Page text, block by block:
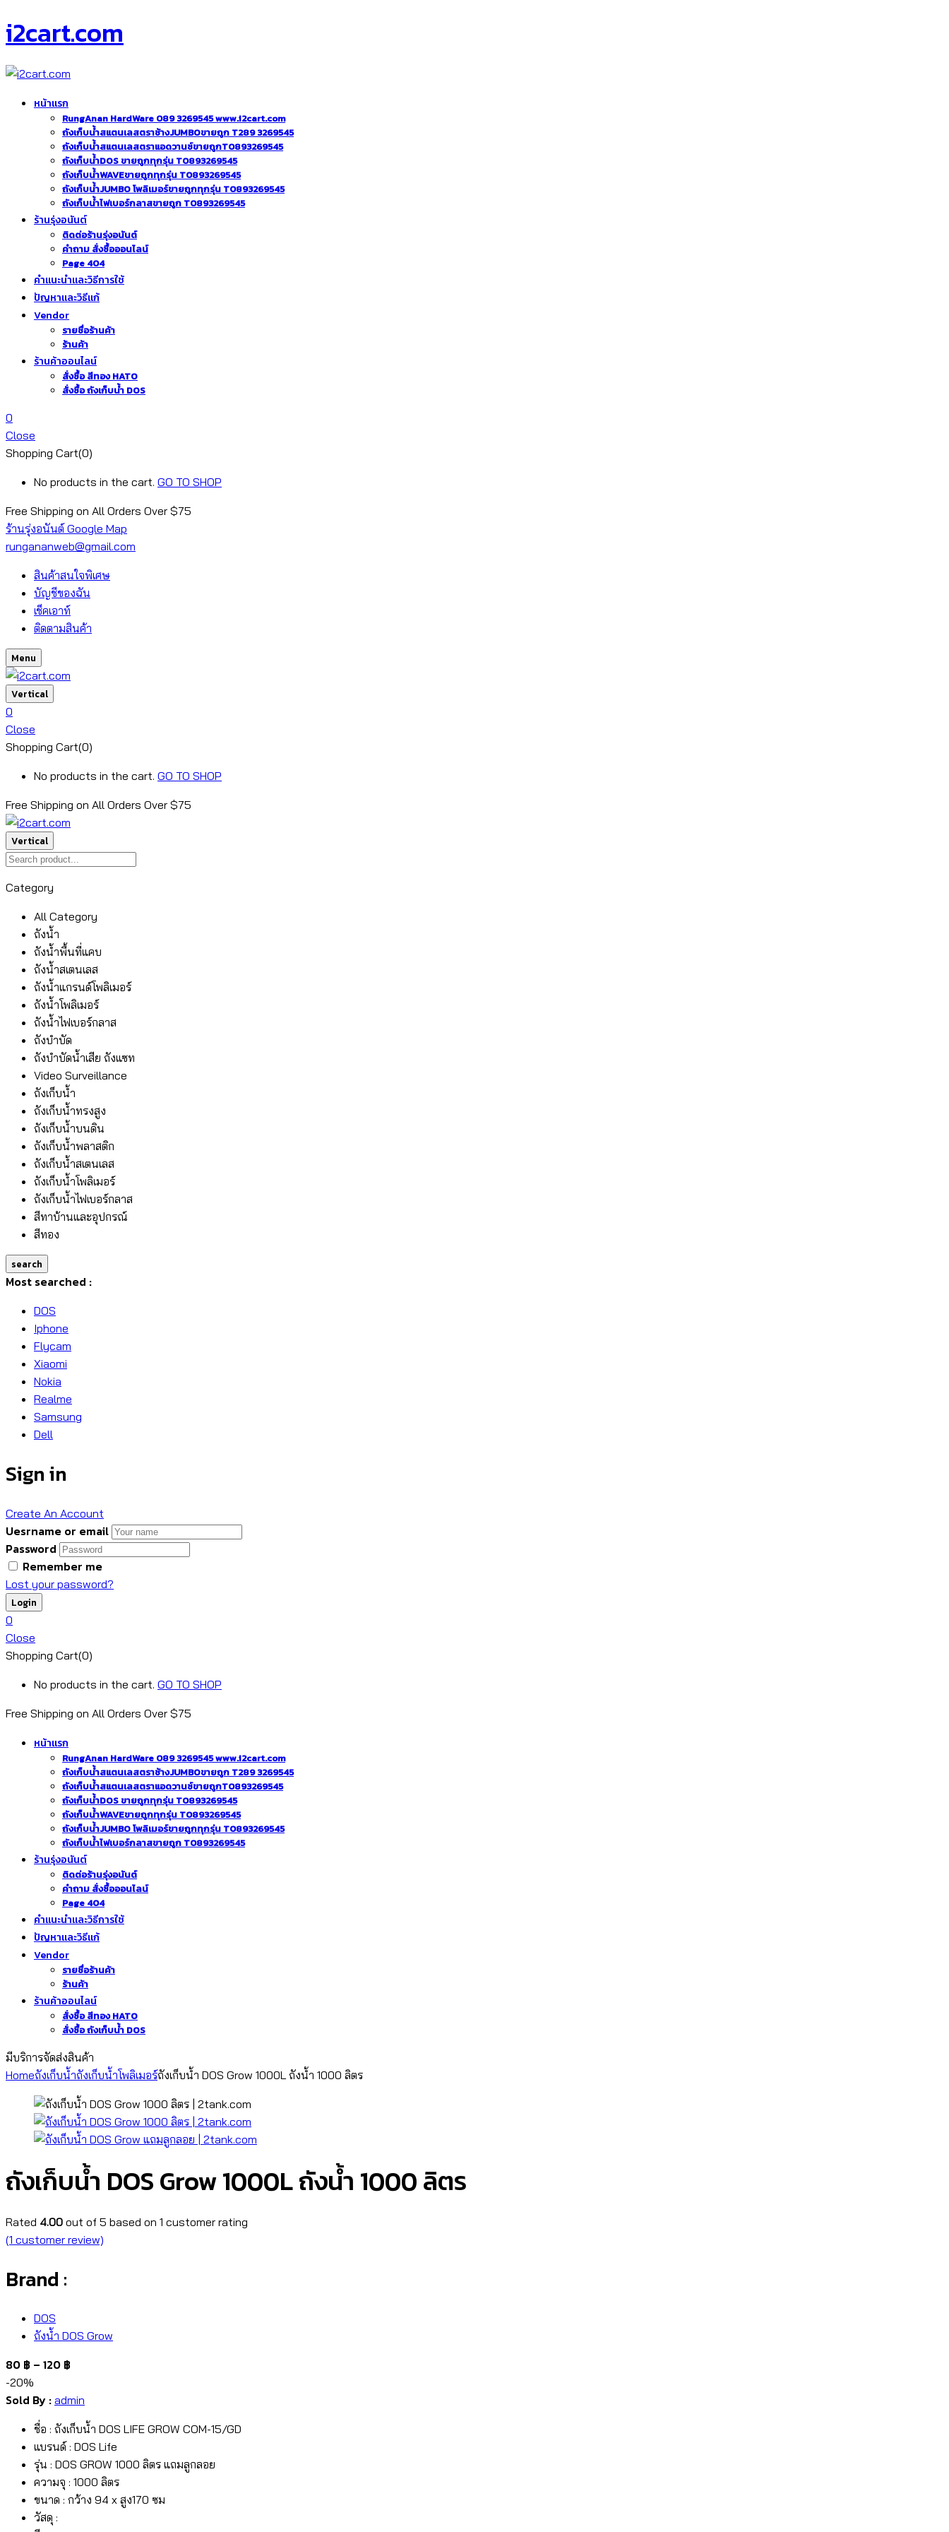
i2cart.com
หน้าแรก
RungAnan HardWare 089 3269545 www.i2cart.com
ถังเก็บน้ำสแตนเลสตราช้างJUMBOขายถูก T289 3269545
ถังเก็บน้ำสแตนเลสตราแอดวานซ์ขายถูกT0893269545
ถังเก็บน้ำDOS ขายถูกทุกรุ่น T0893269545
ถังเก็บน้ำWAVEขายถูกทุกรุ่น T0893269545
ถังเก็บน้ำJUMBO โพลิเมอร์ขายถูกทุกรุ่น T0893269545
ถังเก็บน้ำไฟเบอร์กลาสขายถูก T0893269545
ร้านรุ่งอนันต์
ติดต่อร้านรุ่งอนันต์
คำถาม สั่งซื้อออนไลน์
Page 404
คำแนะนำและวิธีการใช้
ปัญหาและวิธีแก้
Vendor
รายชื่อร้านค้า
ร้านค้า
ร้านค้าออนไลน์
สั่งซื้อ สีทอง HATO
สั่งซื้อ ถังเก็บน้ำ DOS
0
Close
Shopping Cart(0)
No products in the cart. GO TO SHOP
Free Shipping on All Orders Over $75
ร้านรุ่งอนันต์ Google Map
rungananweb@gmail.com
สินค้าสนใจพิเศษ
บัญชีของฉัน
เช็คเอาท์
ติดตามสินค้า
Menu
Vertical
0
Close
Shopping Cart(0)
No products in the cart. GO TO SHOP
Free Shipping on All Orders Over $75
Vertical
Category
All Category
ถังน้ำ
ถังน้ำพื้นที่แคบ
ถังน้ำสเตนเลส
ถังน้ำแกรนด์โพลิเมอร์
ถังน้ำโพลิเมอร์
ถังน้ำไฟเบอร์กลาส
ถังบำบัด
ถังบำบัดน้ำเสีย ถังแซท
Video Surveillance
ถังเก็บน้ำ
ถังเก็บน้ำทรงสูง
ถังเก็บน้ำบนดิน
ถังเก็บน้ำพลาสติก
ถังเก็บน้ำสเตนเลส
ถังเก็บน้ำโพลิเมอร์
ถังเก็บน้ำไฟเบอร์กลาส
สีทาบ้านและอุปกรณ์
สีทอง
search
Most searched :
DOS
Iphone
Flycam
Xiaomi
Nokia
Realme
Samsung
Dell
Sign in
Create An Account
Uesrname or email
Password
Remember me
Lost your password?
0
Close
Shopping Cart(0)
No products in the cart. GO TO SHOP
Free Shipping on All Orders Over $75
หน้าแรก
RungAnan HardWare 089 3269545 www.i2cart.com
ถังเก็บน้ำสแตนเลสตราช้างJUMBOขายถูก T289 3269545
ถังเก็บน้ำสแตนเลสตราแอดวานซ์ขายถูกT0893269545
ถังเก็บน้ำDOS ขายถูกทุกรุ่น T0893269545
ถังเก็บน้ำWAVEขายถูกทุกรุ่น T0893269545
ถังเก็บน้ำJUMBO โพลิเมอร์ขายถูกทุกรุ่น T0893269545
ถังเก็บน้ำไฟเบอร์กลาสขายถูก T0893269545
ร้านรุ่งอนันต์
ติดต่อร้านรุ่งอนันต์
คำถาม สั่งซื้อออนไลน์
Page 404
คำแนะนำและวิธีการใช้
ปัญหาและวิธีแก้
Vendor
รายชื่อร้านค้า
ร้านค้า
ร้านค้าออนไลน์
สั่งซื้อ สีทอง HATO
สั่งซื้อ ถังเก็บน้ำ DOS
มีบริการจัดส่งสินค้า
Homeถังเก็บน้ำถังเก็บน้ำโพลิเมอร์ถังเก็บน้ำ DOS Grow 1000L ถังน้ำ 1000 ลิตร
ถังเก็บน้ำ DOS Grow 1000L ถังน้ำ 1000 ลิตร
Rated 4.00 out of 5 based on 1 customer rating
(1 customer review)
Brand :
DOS
ถังน้ำ DOS Grow
80 ฿ – 120 ฿
-20%
Sold By : admin
ชื่อ : ถังเก็บน้ำ DOS LIFE GROW COM-15/GD
แบรนด์ : DOS Life
รุ่น : DOS GROW 1000 ลิตร แถมลูกลอย
ความจุ : 1000 ลิตร
ขนาด : กว้าง 94 x สูง170 ซม
วัสดุ :